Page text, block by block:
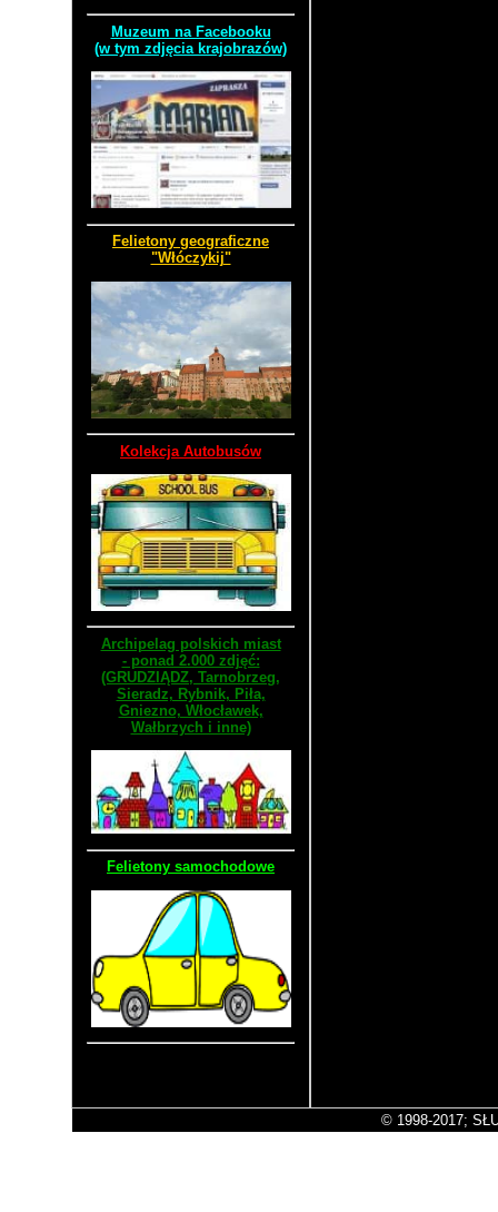
Muzeum na Facebooku
(w tym zdjęcia krajobrazów)
Felietony geograficzne
"Włóczykij"
Kolekcja Autobusów
Archipelag polskich miast
- ponad 2.000 zdjęć:
(GRUDZIĄDZ, Tarnobrzeg,
Sieradz, Rybnik, Piła,
Gniezno, Włocławek,
Wałbrzych i inne)
Felietony samochodowe
© 1998-2017;